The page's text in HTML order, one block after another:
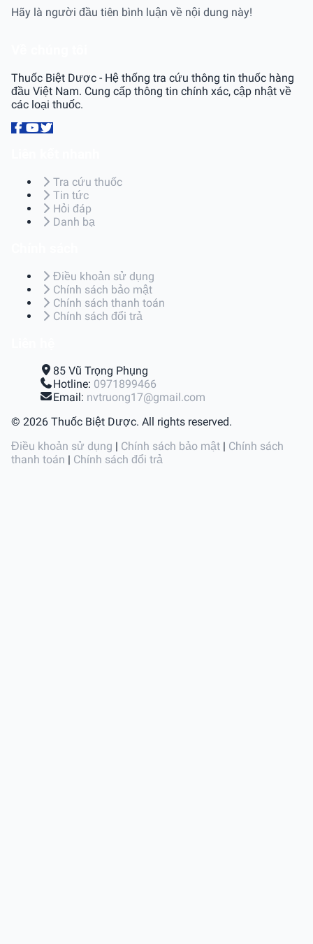
Hãy là người đầu tiên bình luận về nội dung này!
Thuốc Biệt Dược - Hệ thống tra cứu thông tin thuốc hàng
đầu Việt Nam. Cung cấp thông tin chính xác, cập nhật về
các loại thuốc.
Tra cứu thuốc
Tin tức
Hỏi đáp
Danh bạ
Điều khoản sử dụng
Chính sách bảo mật
Chính sách thanh toán
Chính sách đổi trả
85 Vũ Trọng Phụng
Hotline: 0971899466
Email: nvtruong17@gmail.com
© 2026 Thuốc Biệt Dược. All rights reserved.
Điều khoản sử dụng | Chính sách bảo mật | Chính sách
thanh toán | Chính sách đổi trả